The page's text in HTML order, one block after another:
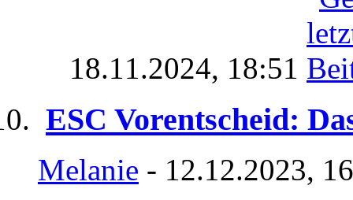
18.11.2024, 18:51
ESC Vorentscheid:
Melanie - 12.12.2023,